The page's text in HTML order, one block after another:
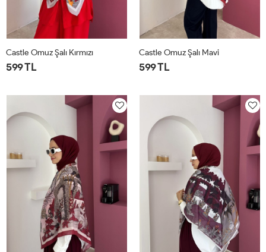
Castle Omuz Şalı Kırmızı
599 TL
Castle Omuz Şalı Mavi
599 TL